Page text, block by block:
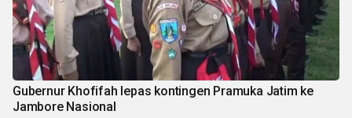
Gubernur Khofifah lepas kontingen Pramuka Jatim ke
Jambore Nasional